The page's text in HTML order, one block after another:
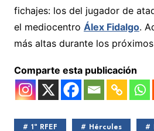
fichajes: los del jugador de
el mediocentro Álex Fidalgo.
más altas durante los
Comparte esta publicación
1ª RFEF Hércules